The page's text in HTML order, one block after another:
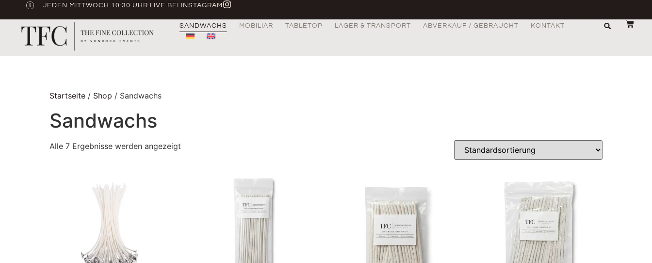
JEDEN MITTWOCH 10:30 UHR LIVE BEI INSTAGRAM
SANDWACHS MOBILIAR TABLETOP LAGER & TRANSPORT ABVERKAUF / GEBRAUCHT KONTAKT
Startseite / Shop / Sandwachs
Sandwachs
Alle 7 Ergebnisse werden angezeigt